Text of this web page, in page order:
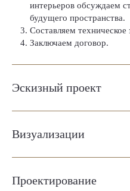
интерьеров обсуждаем
будущего пространства.
Составляем техническое
Заключаем договор.
Эскизный проект
Визуализации
Проектирование